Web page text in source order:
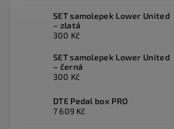
SET samolepek Lower United
– zlatá
300 Kč
SET samolepek Lower United
– černá
300 Kč
DTE Pedal box PRO
7 609 Kč